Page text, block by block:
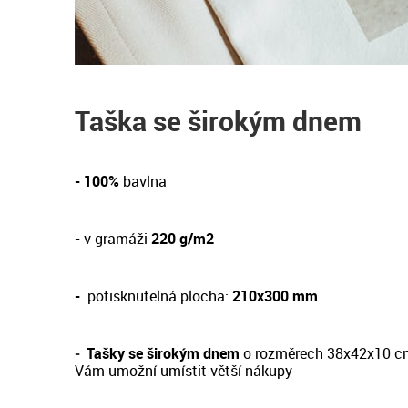
Taška se širokým dnem
- 100% bavlna
-v gramáži 220 g/m2
- potisknutelná plocha: 210x300 mm
- Tašky se širokým dnem o rozměrech 38x42x10
Vám umožní umístit větší nákupy